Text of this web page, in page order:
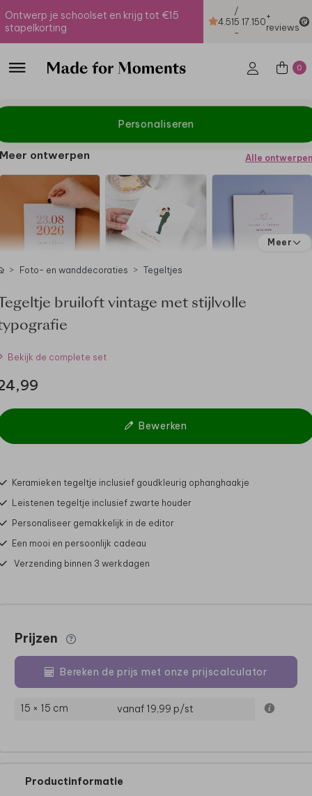
Ontwerp je schoolset en krijg tot €15
stapelkorting
4.51
/
5
-
17.150+
reviews
0
Personaliseren
Meer ontwerpen Alle ontwerpen
Meer
Foto- en wanddecoraties Tegeltjes
bruiloft vintage met stijlvolle
Bekijk de complete set
Bewerken
Keramieken tegeltje inclusief goudkleurig ophanghaakje
Leistenen tegeltje inclusief zwarte houder
Personaliseer gemakkelijk in de editor
Een mooi en persoonlijk cadeau
Verzending binnen 3 werkdagen
Prijzen
Bereken de prijs met onze prijscalculator
15 × 15 cm vanaf 19,99 p/st
Productinformatie